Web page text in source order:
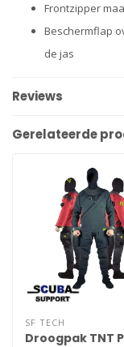
Frontzipper
Beschermflap
de jas
Reviews
Gerelateerde
SF TECH
Droogpak TNT